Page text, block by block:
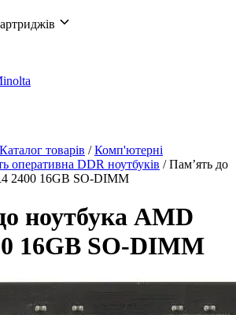
Каталог товарів /Комп'ютерні
оперативна DDR ноутбуків / Пам’ять до
2400 16GB SO-DIMM
ноутбука AMD
16GB SO-DIMM